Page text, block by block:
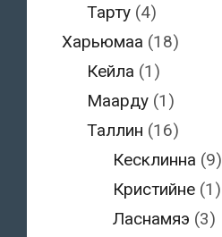
Тарту (4)
Харьюмаа (18)
Кейла (1)
Маарду (1)
Таллин (16)
Кесклинна (9)
Кристийне(1)
Ласнамяэ (3)